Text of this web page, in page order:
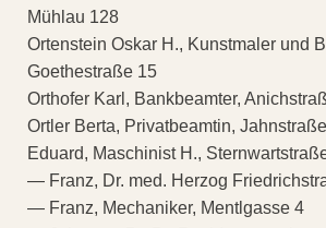
Mühlau 128
Ortenstein Oskar H., Kunstmaler und
Goethestraße 15
Orthofer Karl, Bankbeamter,
Ortler Berta, Privatbeamtin,
Eduard, Maschinist H.,
— Franz, Dr. med. Herzog
— Franz, Mechaniker, Mentlgasse 4